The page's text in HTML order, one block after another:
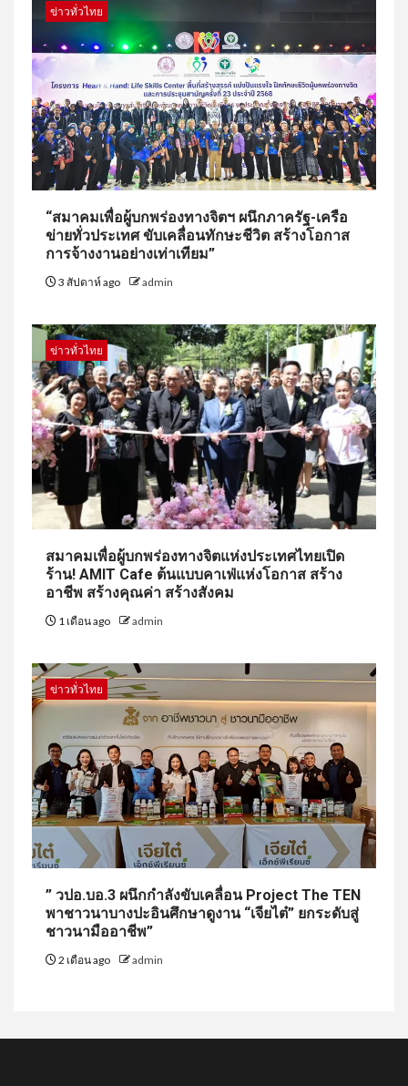
ข่าวทั่วไทย
“สมาคมเพื่อผู้บกพร่องทางจิตฯ ผนึกภาครัฐ-เครือ
ข่ายทั่วประเทศ ขับเคลื่อนทักษะชีวิต สร้างโอกาส
การจ้างงานอย่างเท่าเทียม”
3 สัปดาห์ ago admin
ข่าวทั่วไทย
สมาคมเพื่อผู้บกพร่องทางจิตแห่งประเทศไทยเปิด
ร้าน! AMIT Cafe ต้นแบบคาเฟ่แห่งโอกาส สร้าง
อาชีพ สร้างคุณค่า สร้างสังคม
1 เดือน ago admin
ข่าวทั่วไทย
” วปอ.บอ.3 ผนึกกำลังขับเคลื่อน Project The TEN
พาชาวนาบางปะอินศึกษาดูงาน “เจียไต๋” ยกระดับสู่
ชาวนามืออาชีพ”
2 เดือน ago admin